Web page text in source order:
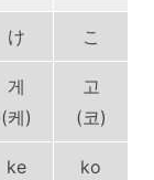
け こ
게
(케)
고
(코)
ke ko